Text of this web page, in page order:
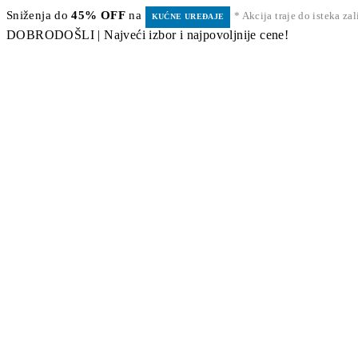
Sniženja do45% OFF na KUĆNE UREĐAJE * Akcija traje do isteka
DOBRODOŠLI | Najveći izbor i najpovoljnije cene!